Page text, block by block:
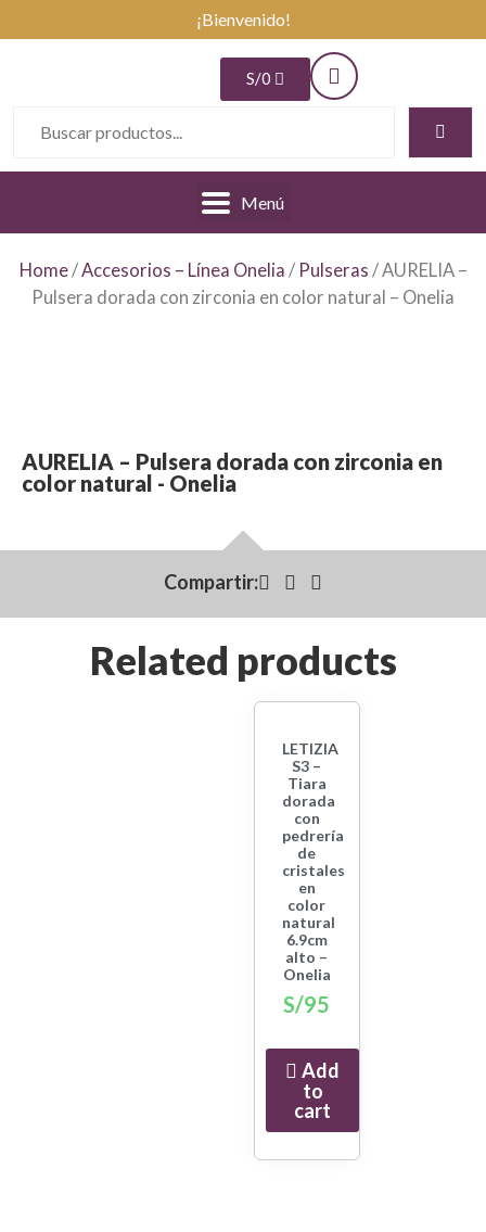
¡Bienvenido!
S/0
Menú
Home/Accesorios – Línea Onelia / Pulseras / AURELIA –
Pulsera dorada con zirconia en color natural – Onelia
AURELIA – Pulsera dorada con zirconia en
color natural - Onelia
Compartir:
Related products
LETIZIA
S3 –
Tiara
dorada
con
pedrería
de
cristales
en
color
natural
6.9cm
alto –
Onelia
S/95
Add
to
cart